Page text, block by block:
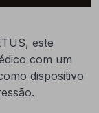
este
com um
dispositivo